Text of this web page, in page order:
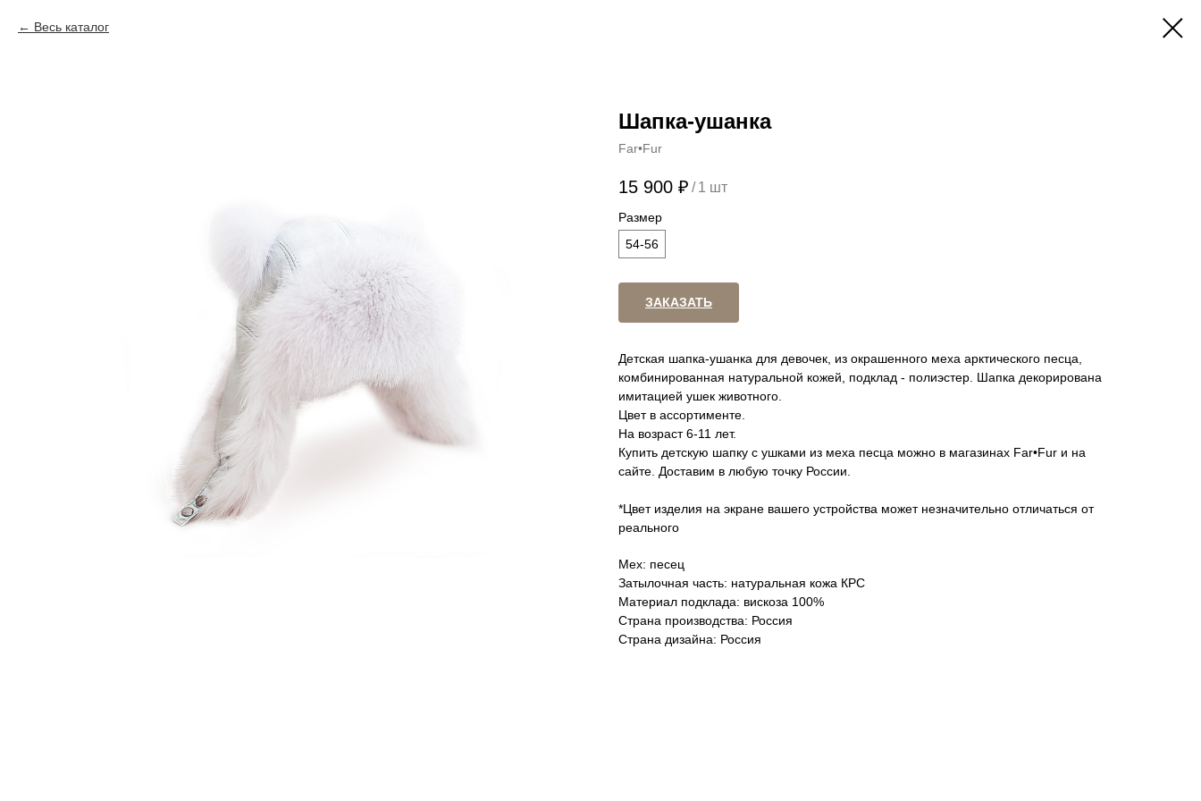
Весь каталог
Шапка-ушанка
Far•Fur
15 900 ₽ / 1 шт
Размер
54-56
ЗАКАЗАТЬ
Детская шапка-ушанка для девочек, из окрашенного меха арктического песца,
комбинированная натуральной кожей, подклад - полиэстер. Шапка декорирована
имитацией ушек животного.
Цвет в ассортименте.
На возраст 6-11 лет.
Купить детскую шапку с ушками из меха песца можно в магазинах Far•Fur и на
сайте. Доставим в любую точку России.
*Цвет изделия на экране вашего устройства может незначительно отличаться от
реального
Мех: песец
Затылочная часть: натуральная кожа КРС
Материал подклада: вискоза 100%
Страна производства: Россия
Страна дизайна: Россия